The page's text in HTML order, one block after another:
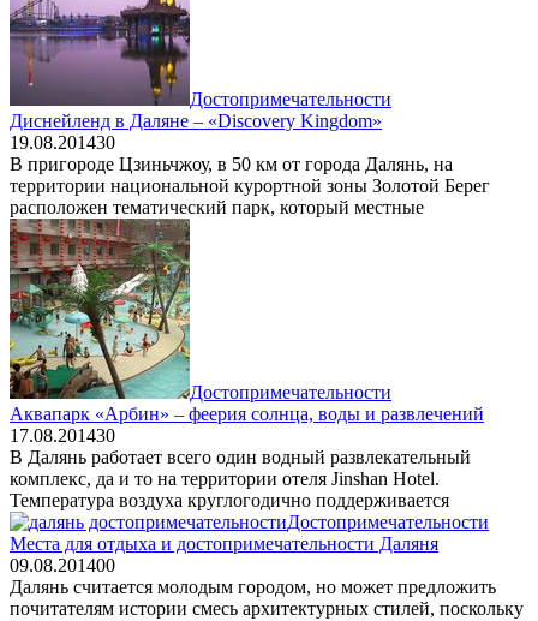
Достопримечательности
Диснейленд в Даляне – «Discovery Kingdom»
19.08.201430
В пригороде Цзиньчжоу, в 50 км от города Далянь, на
территории национальной курортной зоны Золотой Берег
расположен тематический парк, который местные
Достопримечательности
Аквапарк «Арбин» – феерия солнца, воды и развлечений
17.08.201430
В Далянь работает всего один водный развлекательный
комплекс, да и то на территории отеля Jinshan Hotel.
Температура воздуха круглогодично поддерживается
Достопримечательности
Места для отдыха и достопримечательности Даляня
09.08.201400
Далянь считается молодым городом, но может предложить
почитателям истории смесь архитектурных стилей, поскольку